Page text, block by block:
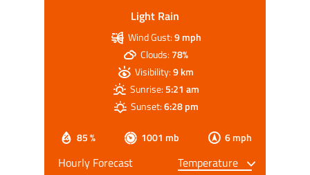
Light Rain
85 % 1001 mb 6 mph
Wind Gust:9 mph
Clouds:78%
Visibility:9 km
Sunrise:5:21 am
Sunset:6:28 pm
Hourly Forecast